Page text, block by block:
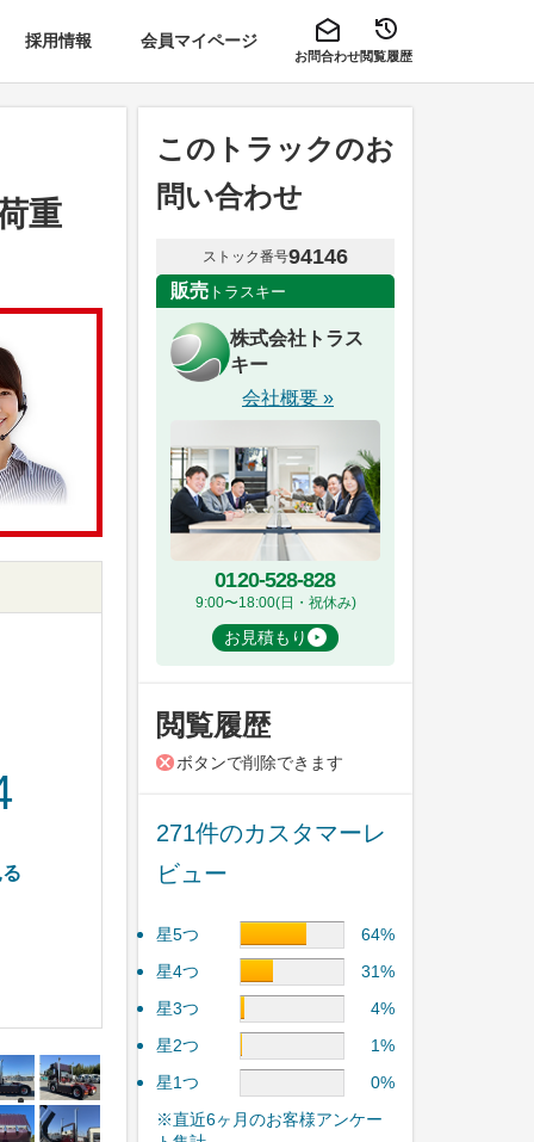
採用情報 会員マイページ
お問合わせ閲覧履歴
重
このトラックのお
問い合わせ
ストック番号94146
販売 トラスキー
株式会社トラス
キー
会社概要 »
0120-528-828
9:00〜18:00(日・祝休み)
お見積もり
閲覧履歴
ボタンで削除できます
271件のカスタマーレ
ビュー
星5つ
64%
星4つ
31%
星3つ
4%
星2つ
1%
星1つ
0%
※直近6ヶ月のお客様アンケー